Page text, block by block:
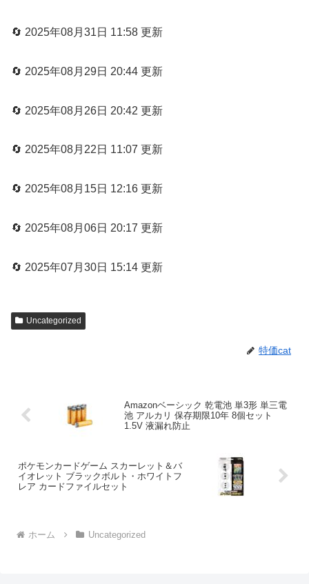
🔄 2025年08月31日 11:58 更新
🔄 2025年08月29日 20:44 更新
🔄 2025年08月26日 20:42 更新
🔄 2025年08月22日 11:07 更新
🔄 2025年08月15日 12:16 更新
🔄 2025年08月06日 20:17 更新
🔄 2025年07月30日 15:14 更新
Uncategorized
特価cat
Amazonベーシック 乾電池 単3形 単三電
池 アルカリ 保存期限10年 8個セット
1.5V 液漏れ防止
ポケモンカードゲーム スカーレット＆バ
イオレット ブラックボルト・ホワイトフ
レア カードファイルセット
ホーム Uncategorized